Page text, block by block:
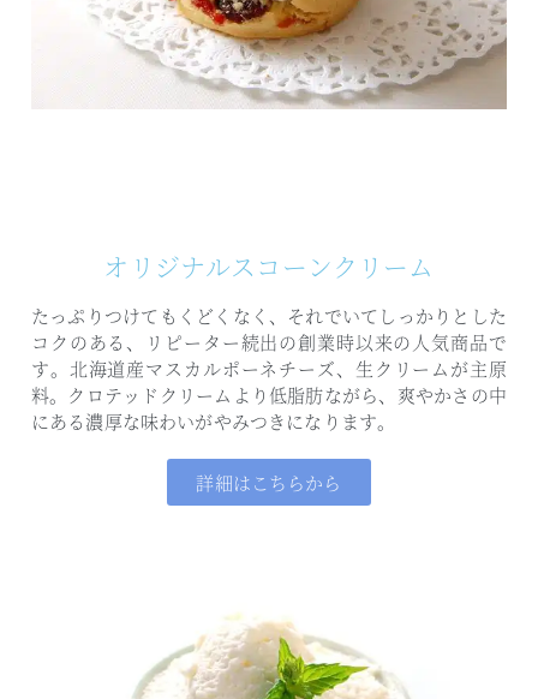
オリジナルスコーンクリーム
たっぷりつけてもくどくなく、 それでいてしっかりとした
コクのある、
リピーター続出の創業時以来の人気商品で
す。 北海道産マスカルポーネチーズ、生クリームが主原
料。 クロテッドクリームより低脂肪ながら、 爽やかさの中
にある濃厚な味わいがやみつきになります。
詳細はこちらから